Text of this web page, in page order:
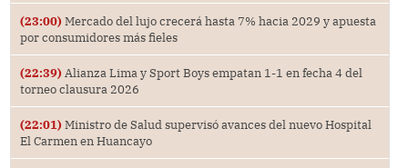
(23:00) Mercado del lujo crecerá hasta 7% hacia 2029 y apuesta
por consumidores más fieles
(22:39) Alianza Lima y Sport Boys empatan 1-1 en fecha 4 del
torneo clausura 2026
(22:01) Ministro de Salud supervisó avances del nuevo Hospital
El Carmen en Huancayo